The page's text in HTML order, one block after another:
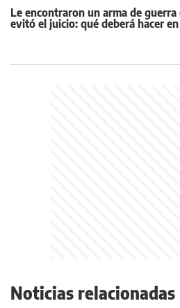
Le encontraron un arma de
evitó el juicio: qué deberá hacer
Noticias relacionadas